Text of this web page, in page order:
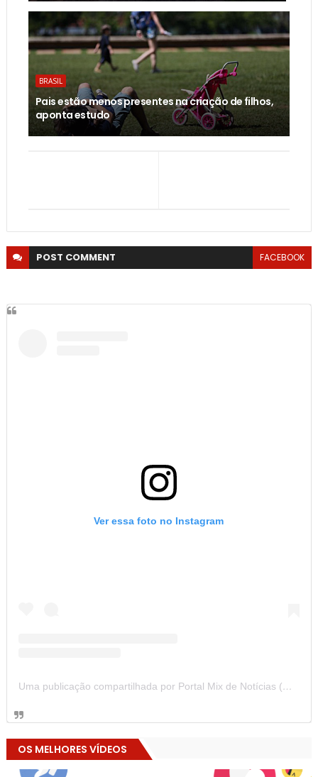
BRASIL
Pais estão menos presentes na criação de filhos,
aponta estudo
POST COMMENT FACEBOOK
Ver essa foto no Instagram
Uma publicação compartilhada por Portal Mix de Notícias (@portalmixdenoticias)
OS MELHORES VÍDEOS